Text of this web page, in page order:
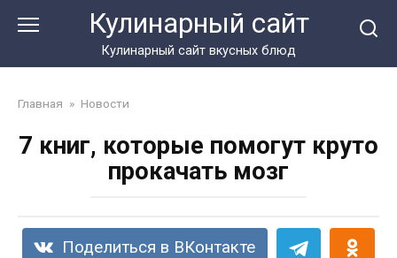
Кулинарный сайт
Кулинарный сайт вкусных блюд
Главная » Новости
7 книг, которые помогут круто
прокачать мозг
Поделиться в ВКонтакте